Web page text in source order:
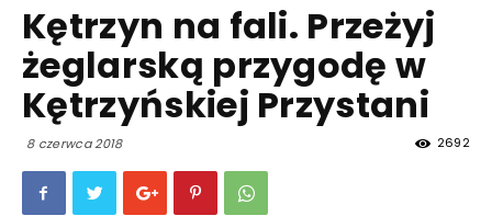
Kętrzyn na fali. Przeżyj
żeglarską przygodę w
Kętrzyńskiej Przystani
8 czerwca 2018 2692